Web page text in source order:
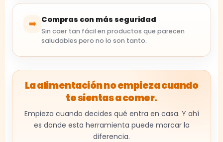
➡️ Compras con más seguridad
Sin caer tan fácil en productos que parecen
saludables pero no lo son tanto.
La alimentación no empieza cuando
te sientas a comer.
Empieza cuando decides qué entra en casa. Y ahí
es donde esta herramienta puede marcar la
diferencia.